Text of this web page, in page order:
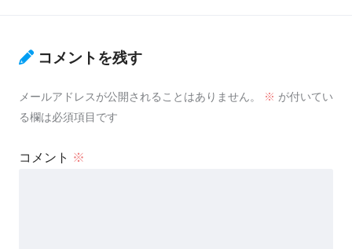
コメントを残す
メールアドレスが公開されることはありません。 ※ が付いてい
る欄は必須項目です
コメント ※